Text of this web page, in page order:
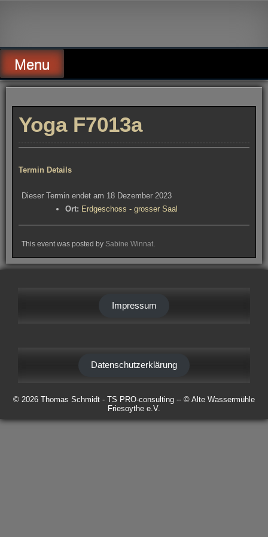
Menu
Yoga F7013a
Termin Details
Dieser Termin endet am 18 Dezember 2023
Ort: Erdgeschoss - grosser Saal
This event was posted by Sabine Winnat.
Impressum
Datenschutzerklärung
© 2026 Thomas Schmidt - TS PRO-consulting -- © Alte Wassermühle
Friesoythe e.V.